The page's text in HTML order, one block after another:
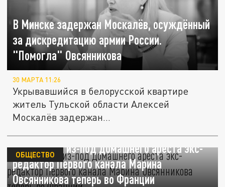
В Минске задержан Москалёв, осуждённый
за дискредитацию армии России.
"Помогла" Овсянникова
30 МАРТА 11:26
Укрывавшийся в белорусской квартире
житель Тульской области Алексей
Москалёв задержан
Сбежавшая из-под домашнего ареста экс-
редактор Первого канала Марина
Овсянникова теперь во Франции
ОБЩЕСТВО